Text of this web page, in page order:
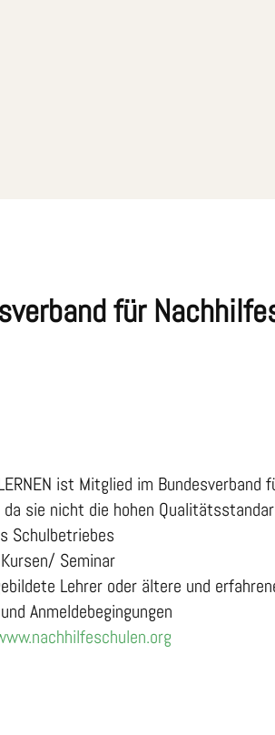
für
ist Mitglied im
sie nicht die hohen
Schulbetriebes
Seminar
Lehrer oder ältere und
Anmeldebegingungen